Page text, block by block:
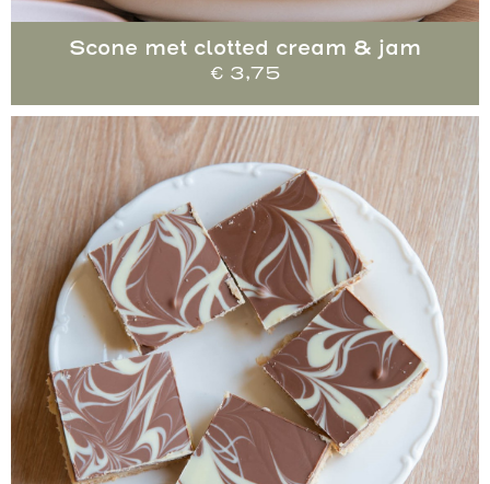
Scone met clotted cream & jam
€ 3,75